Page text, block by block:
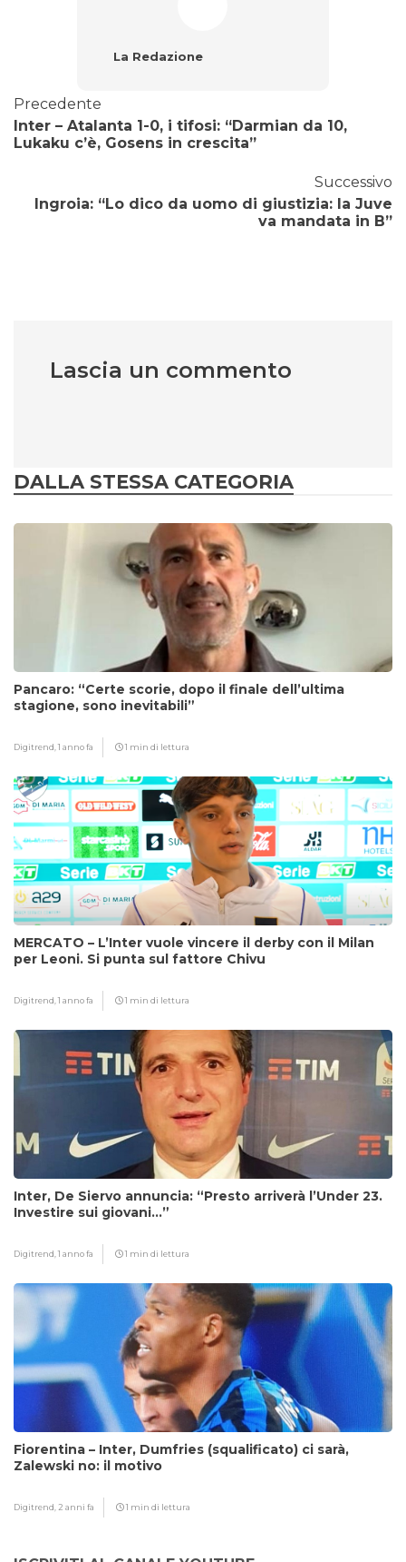
La Redazione
Precedente
Inter – Atalanta 1-0, i tifosi: “Darmian da 10,
Lukaku c’è, Gosens in crescita”
Successivo
Ingroia: “Lo dico da uomo di giustizia: la Juve
va mandata in B”
Lascia un commento
DALLA STESSA CATEGORIA
Pancaro: “Certe scorie, dopo il finale dell’ultima
stagione, sono inevitabili”
Digitrend,1 anno fa 1 min di lettura
MERCATO – L’Inter vuole vincere il derby con il Milan
per Leoni. Si punta sul fattore Chivu
Digitrend,1 anno fa 1 min di lettura
Inter, De Siervo annuncia: “Presto arriverà l’Under 23.
Investire sui giovani…”
Digitrend,1 anno fa 1 min di lettura
Fiorentina – Inter, Dumfries (squalificato) ci sarà,
Zalewski no: il motivo
Digitrend, 2 anni fa 1 min di lettura